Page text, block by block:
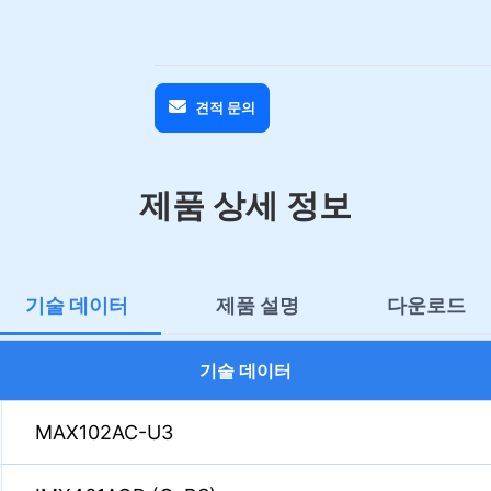
견적 문의
제품 상세 정보
기술 데이터 제품 설명 다운로드
기술 데이터
MAX102AC-U3